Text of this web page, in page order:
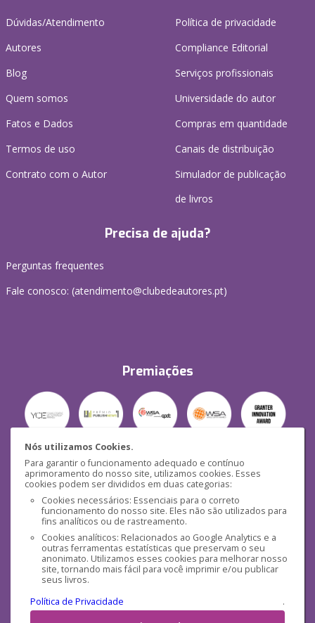
Nós utilizamos Cookies.
Para garantir o funcionamento adequado e contínuo
aprimoramento do nosso site, utilizamos cookies. Esses
cookies podem ser divididos em duas categorias:
Cookies necessários: Essenciais para o correto
funcionamento do nosso site. Eles não são utilizados para
fins analíticos ou de rastreamento.
Cookies analíticos: Relacionados ao Google Analytics e a
outras ferramentas estatísticas que preservam o seu
anonimato. Utilizamos esses cookies para melhorar nosso
site, tornando mais fácil para você imprimir e/ou publicar
seus livros.
Política de Privacidade
.
Dúvidas/Atendimento
Autores
Blog
Quem somos
Fatos e Dados
Termos de uso
Contrato com o Autor
Política de privacidade
Compliance Editorial
Serviços profissionais
Universidade do autor
Compras em quantidade
Canais de distribuição
Simulador de publicação
de livros
Precisa de ajuda?
Perguntas frequentes
Fale conosco: (atendimento@clubedeautores.pt)
Premiações
Segurança
Mídias Sociais